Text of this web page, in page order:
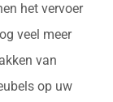
het vervoer
veel meer
van
op uw